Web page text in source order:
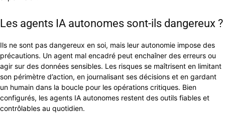
Les agents IA autonomes sont-ils dangereux ?
Ils ne sont pas dangereux en soi, mais leur autonomie impose des
précautions. Un agent mal encadré peut enchaîner des erreurs ou
agir sur des données sensibles. Les risques se maîtrisent en limitant
son périmètre d’action, en journalisant ses décisions et en gardant
un humain dans la boucle pour les opérations critiques. Bien
configurés, les agents IA autonomes restent des outils fiables et
contrôlables au quotidien.